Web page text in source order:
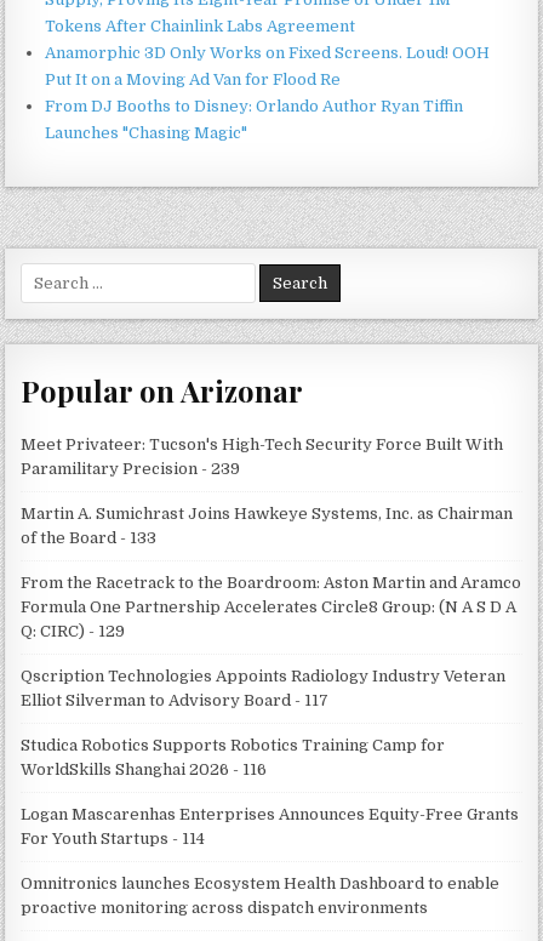
Tokens After Chainlink Labs Agreement
Anamorphic 3D Only Works on Fixed Screens. Loud! OOH
Put It on a Moving Ad Van for Flood Re
From DJ Booths to Disney: Orlando Author Ryan Tiffin
Launches "Chasing Magic"
for:
Popular on Arizonar
Meet Privateer: Tucson's High-Tech Security Force Built With
Paramilitary Precision - 239
Martin A. Sumichrast Joins Hawkeye Systems, Inc. as Chairman
of the Board - 133
From the Racetrack to the Boardroom: Aston Martin and Aramco
Formula One Partnership Accelerates Circle8 Group: (N A S D A
Q: CIRC) - 129
Qscription Technologies Appoints Radiology Industry Veteran
Elliot Silverman to Advisory Board - 117
Studica Robotics Supports Robotics Training Camp for
WorldSkills Shanghai 2026 - 116
Logan Mascarenhas Enterprises Announces Equity-Free Grants
For Youth Startups - 114
Omnitronics launches Ecosystem Health Dashboard to enable
proactive monitoring across dispatch environments